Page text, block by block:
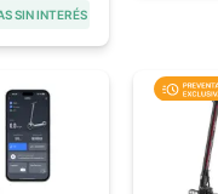
SIN INTERÉS